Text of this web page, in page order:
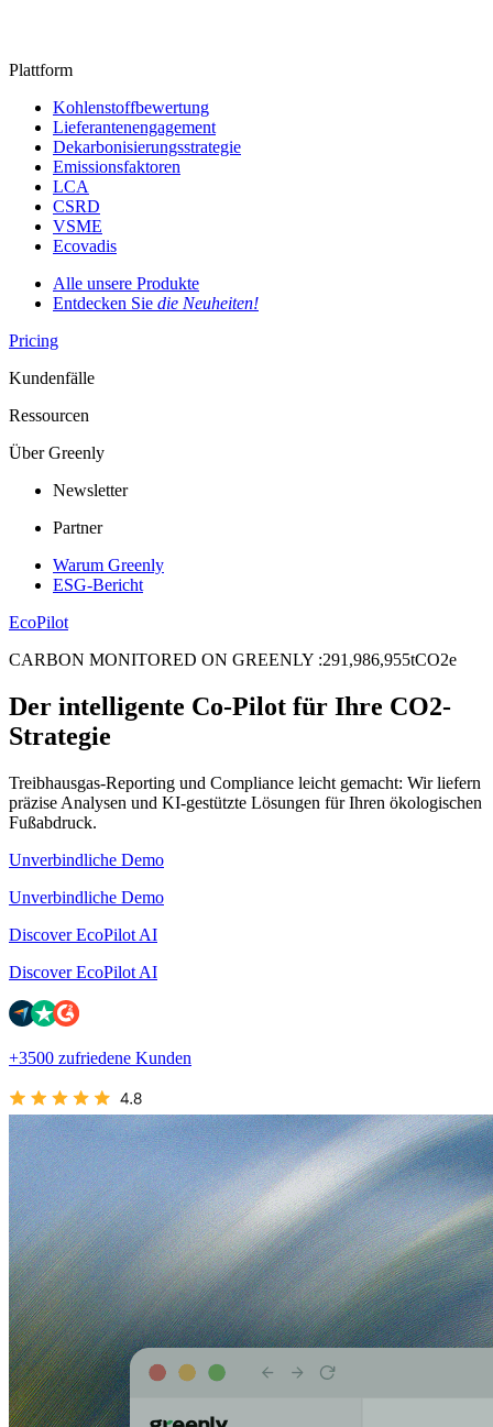
Plattform
Kohlenstoffbewertung
Lieferantenengagement
Dekarbonisierungsstrategie
Emissionsfaktoren
LCA
CSRD
VSME
Ecovadis
Alle unsere Produkte
Entdecken Sie die Neuheiten!
Pricing
Kundenfälle
Ressourcen
Über Greenly
Newsletter
Partner
Warum Greenly
ESG-Bericht
EcoPilot
CARBON MONITORED ON GREENLY :291 ,986,955tCO2e
Der intelligente Co-Pilot für Ihre CO2-
Strategie
Treibhausgas-Reporting und Compliance leicht gemacht: Wir liefern
präzise Analysen und KI-gestützte Lösungen für Ihren ökologischen
Fußabdruck.
Unverbindliche Demo
Unverbindliche Demo
Discover EcoPilot AI
Discover EcoPilot AI
+3500 zufriedene Kunden